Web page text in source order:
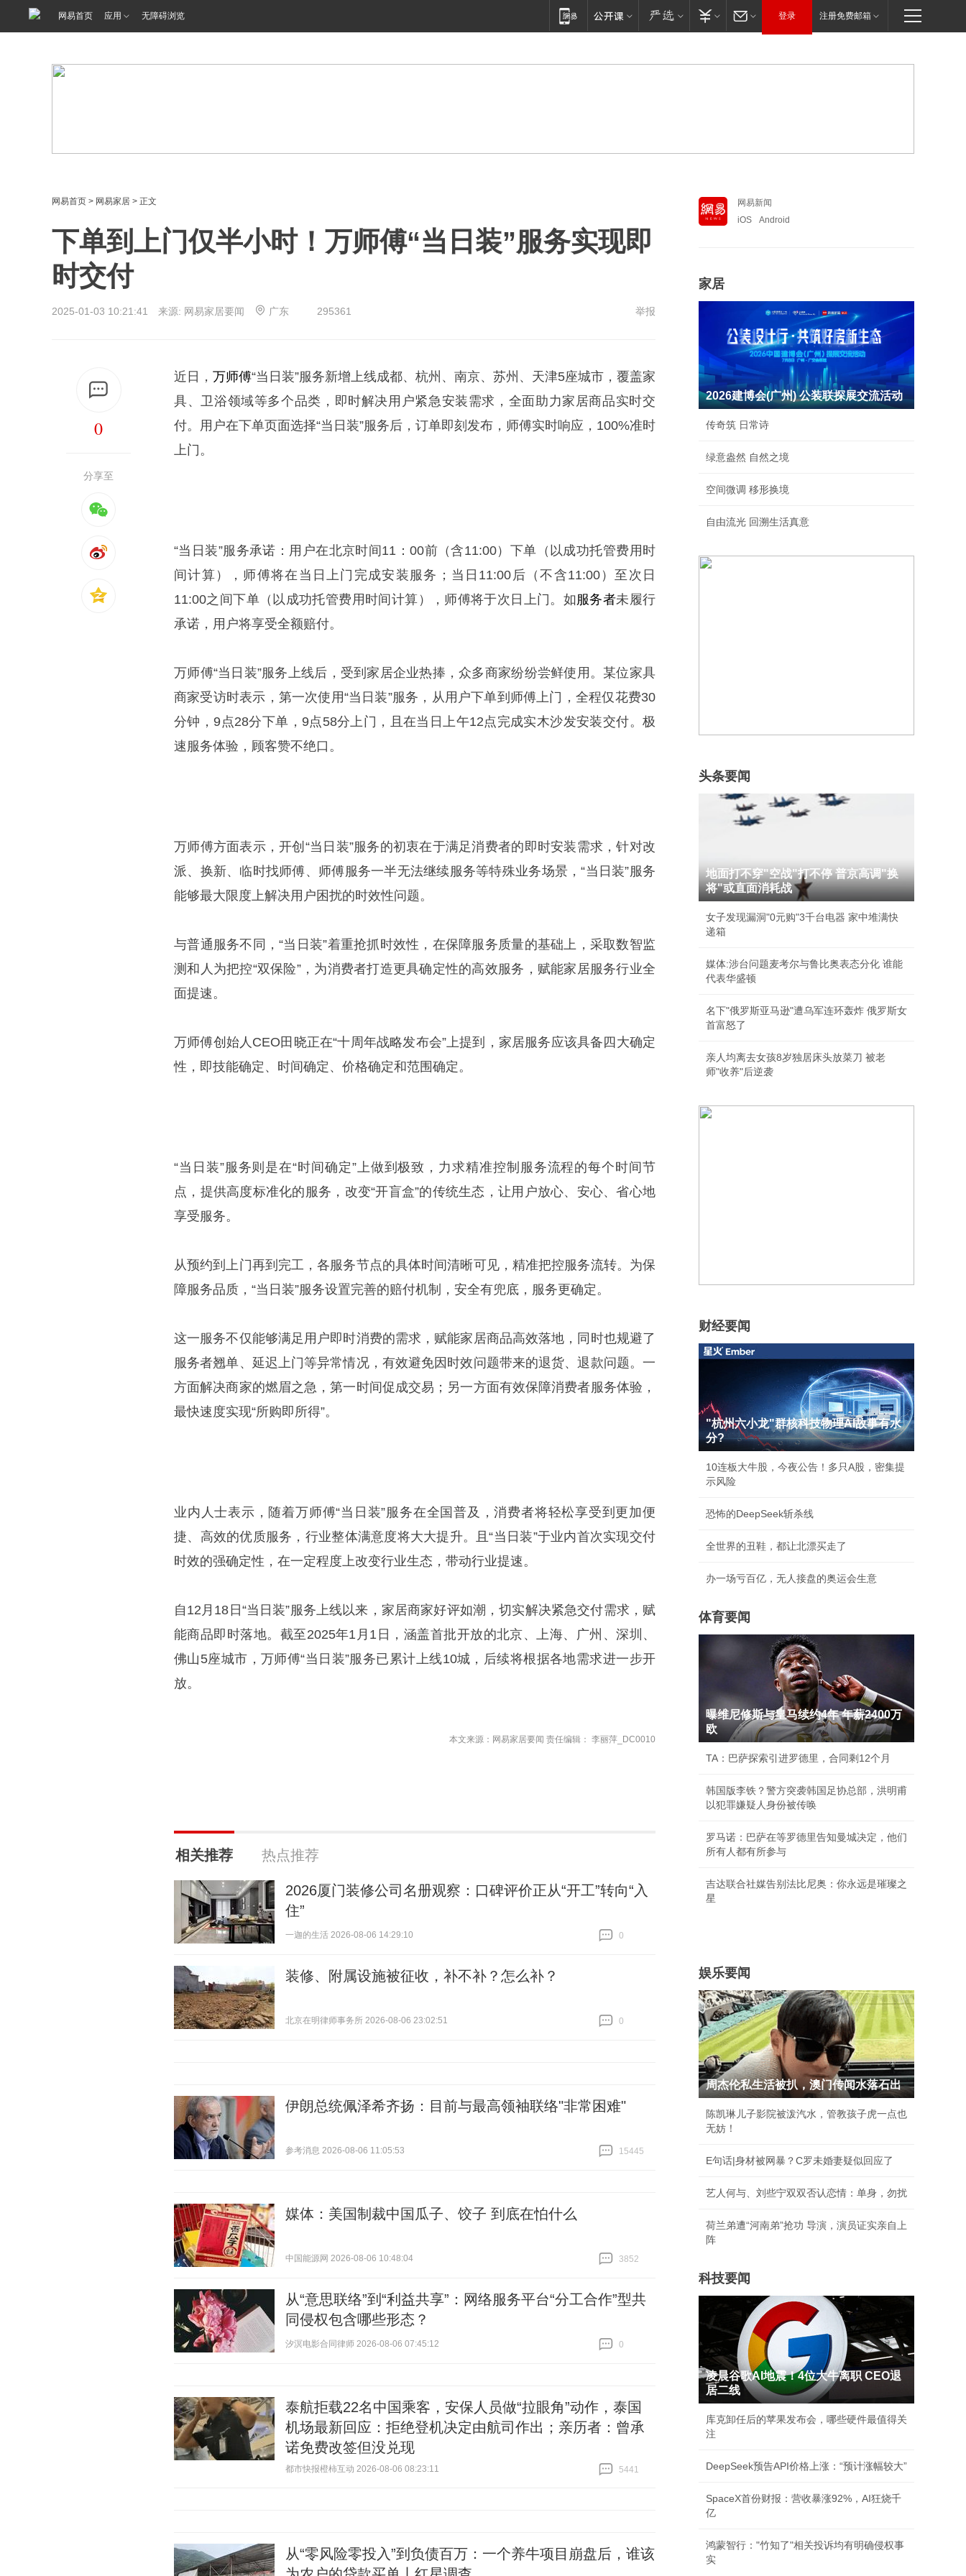
网易首页 应用 无障碍浏览 登录 注册免费邮箱
网易首页 > 网易家居 > 正文
下单到上门仅半小时！万师傅“当日装”服务实现即
时交付
2025-01-03 10:21:41 来源: 网易家居要闻 广东 295361 举报
0
分享至
近日， 万师傅“当日装”服务新增上线成都、杭州、南京、苏州、天津5座城市，覆盖家
具、卫浴领域等多个品类，即时解决用户紧急安装需求，全面助力家居商品实时交
付。用户在下单页面选择“当日装”服务后，订单即刻发布，师傅实时响应，100%准时
上门。
“当日装”服务承诺：用户在北京时间11：00前（含11:00）下单（以成功托管费用时
间计算），师傅将在当日上门完成安装服务；当日11:00后（不含11:00）至次日
11:00之间下单（以成功托管费用时间计算），师傅将于次日上门。如服务者未履行
承诺，用户将享受全额赔付。
万师傅“当日装”服务上线后，受到家居企业热捧，众多商家纷纷尝鲜使用。某位家具
商家受访时表示，第一次使用“当日装”服务，从用户下单到师傅上门，全程仅花费30
分钟，9点28分下单，9点58分上门，且在当日上午12点完成实木沙发安装交付。极
速服务体验，顾客赞不绝口。
万师傅方面表示，开创“当日装”服务的初衷在于满足消费者的即时安装需求，针对改
派、换新、临时找师傅、师傅服务一半无法继续服务等特殊业务场景，“当日装”服务
能够最大限度上解决用户困扰的时效性问题。
与普通服务不同，“当日装”着重抢抓时效性，在保障服务质量的基础上，采取数智监
测和人为把控“双保险”，为消费者打造更具确定性的高效服务，赋能家居服务行业全
面提速。
万师傅创始人CEO田晓正在“十周年战略发布会”上提到，家居服务应该具备四大确定
性，即技能确定、时间确定、价格确定和范围确定。
“当日装”服务则是在“时间确定”上做到极致，力求精准控制服务流程的每个时间节
点，提供高度标准化的服务，改变“开盲盒”的传统生态，让用户放心、安心、省心地
享受服务。
从预约到上门再到完工，各服务节点的具体时间清晰可见，精准把控服务流转。为保
障服务品质，“当日装”服务设置完善的赔付机制，安全有兜底，服务更确定。
这一服务不仅能够满足用户即时消费的需求，赋能家居商品高效落地，同时也规避了
服务者翘单、延迟上门等异常情况，有效避免因时效问题带来的退货、退款问题。一
方面解决商家的燃眉之急，第一时间促成交易；另一方面有效保障消费者服务体验，
最快速度实现“所购即所得”。
业内人士表示，随着万师傅“当日装”服务在全国普及，消费者将轻松享受到更加便
捷、高效的优质服务，行业整体满意度将大大提升。且“当日装”于业内首次实现交付
时效的强确定性，在一定程度上改变行业生态，带动行业提速。
自12月18日“当日装”服务上线以来，家居商家好评如潮，切实解决紧急交付需求，赋
能商品即时落地。截至2025年1月1日，涵盖首批开放的北京、上海、广州、深圳、
佛山5座城市，万师傅“当日装”服务已累计上线10城，后续将根据各地需求进一步开
放。
本文来源：网易家居要闻 责任编辑： 李丽萍_DC0010
相关推荐 热点推荐
2026厦门装修公司名册观察：口碑评价正从“开工”转向“入
住”
一迦的生活 2026-08-06 14:29:10
0
装修、附属设施被征收，补不补？怎么补？
北京在明律师事务所 2026-08-06 23:02:51
0
伊朗总统佩泽希齐扬：目前与最高领袖联络"非常困难"
参考消息 2026-08-06 11:05:53
15445
媒体：美国制裁中国瓜子、饺子 到底在怕什么
中国能源网 2026-08-06 10:48:04
3852
从“意思联络”到“利益共享”：网络服务平台“分工合作”型共
同侵权包含哪些形态？
汐溟电影合同律师 2026-08-06 07:45:12
0
泰航拒载22名中国乘客，安保人员做“拉眼角”动作，泰国
机场最新回应：拒绝登机决定由航司作出；亲历者：曾承
诺免费改签但没兑现
都市快报橙柿互动 2026-08-06 08:23:11
5441
从“零风险零投入”到负债百万：一个养牛项目崩盘后，谁该
网易新闻
iOS
Android
家居
2026建博会(广州) 公装联探展交流活动
传奇筑 日常诗
绿意盎然 自然之境
空间微调 移形换境
自由流光 回溯生活真意
头条要闻
地面打不穿"空战"打不停 普京高调"换
将"或直面消耗战
女子发现漏洞"0元购"3千台电器 家中堆满快
递箱
媒体:涉台问题麦考尔与鲁比奥表态分化 谁能
代表华盛顿
名下"俄罗斯亚马逊"遭乌军连环轰炸 俄罗斯女
首富怒了
亲人均离去女孩8岁独居床头放菜刀 被老
师"收养"后逆袭
财经要闻
"杭州六小龙"群核科技物理AI故事有水
分?
10连板大牛股，今夜公告！多只A股，密集提
示风险
恐怖的DeepSeek斩杀线
全世界的丑鞋，都让北漂买走了
办一场亏百亿，无人接盘的奥运会生意
体育要闻
曝维尼修斯与皇马续约4年 年薪2400万
欧
TA：巴萨探索引进罗德里，合同剩12个月
韩国版李铁？警方突袭韩国足协总部，洪明甫
以犯罪嫌疑人身份被传唤
罗马诺：巴萨在等罗德里告知曼城决定，他们
所有人都有所参与
吉达联合社媒告别法比尼奥：你永远是璀璨之
星
娱乐要闻
周杰伦私生活被扒，澳门传闻水落石出
陈凯琳儿子影院被泼汽水，管教孩子虎一点也
无妨！
E句话|身材被网暴？C罗未婚妻疑似回应了
艺人何与、刘些宁双双否认恋情：单身，勿扰
荷兰弟遭“河南弟”抢功 导演，演员证实亲自上
阵
科技要闻
凌晨谷歌AI地震！4位大牛离职 CEO退
居二线
库克卸任后的苹果发布会，哪些硬件最值得关
注
DeepSeek预告API价格上涨：“预计涨幅较大”
SpaceX首份财报：营收暴涨92%，AI狂烧千
亿
鸿蒙智行："竹知了"相关投诉均有明确侵权事
实